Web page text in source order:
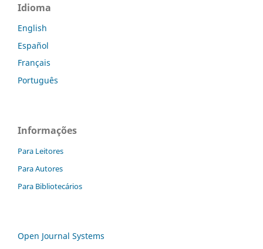
Idioma
English
Español
Français
Português
Informações
Para Leitores
Para Autores
Para Bibliotecários
Open Journal Systems